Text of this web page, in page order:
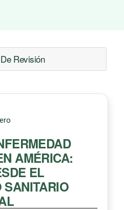
Revisión
AMÉRICA:
EL